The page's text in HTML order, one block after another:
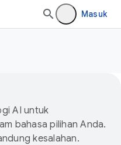
Masuk
AI untuk
bahasa pilihan Anda.
kesalahan.